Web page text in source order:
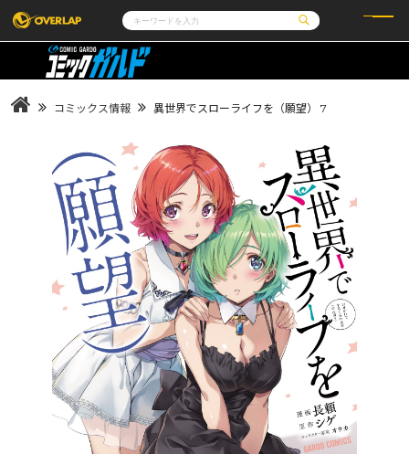
コミック
LiQulle
ライトノベル
ノベルスf
ポケットモンスター
アニメ
ゲーム
企業
会社概要
採用情報
アクセス
オーバーラップホールディングス
お問い合わせはこちら
オーバーラップ文庫
オーバーラップノベルス
オーバーラップノベルスf
ロサージュノベルス
コミックス情報 異世界でスローライフを（願望） 7